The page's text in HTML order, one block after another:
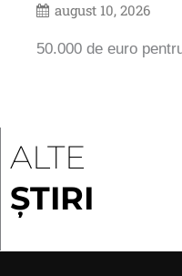
august 10, 2026
50.000 de euro
ALTE
ȘTIRI